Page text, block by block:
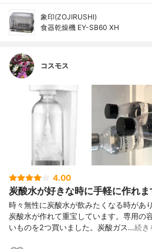
象印(ZOJIRUSHI)
食器乾燥機 EY-SB60 XH
コスモス
4.00
炭酸水が好きな時に手軽に作れま
時々無性に炭酸水が飲みたくなる時があ
炭酸水が作れて重宝しています。専用の
いものを2つ買いました。炭酸ガス…続き